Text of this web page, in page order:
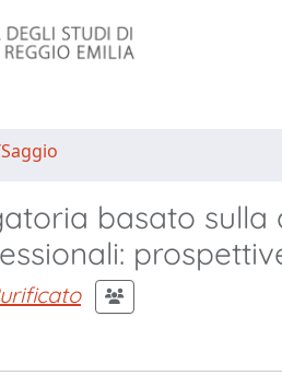
basato sulla